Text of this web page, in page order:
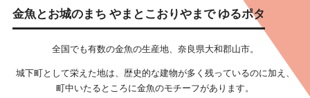
金魚とお城のまち やまとこおりやまで ゆるポタ
全国でも有数の金魚の生産地、奈良県大和郡山市。
城下町として栄えた地は、歴史的な建物が多く残っているのに加え、
町中いたるところに金魚のモチーフがあります。